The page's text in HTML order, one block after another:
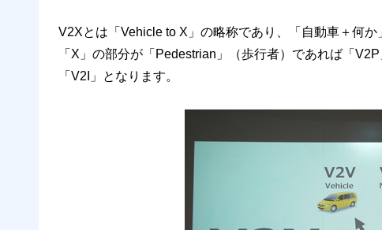
V2Xとは「Vehicle to X」の略称であり、「自動車＋何
「X」の部分が「Pedestrian」（歩行者）であれば「
「V2I」となります。